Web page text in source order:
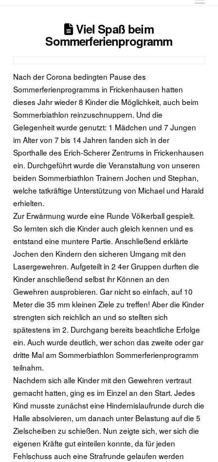
Viel Spaß beim
Sommerferienprogramm
Nach der Corona bedingten Pause des
Sommerferienprogramms in Frickenhausen hatten
dieses Jahr wieder 8 Kinder die Möglichkeit, auch beim
Sommerbiathlon reinzuschnuppern. Und die
Gelegenheit wurde genutzt: 1 Mädchen und 7 Jungen
im Alter von 7 bis 14 Jahren fanden sich in der
Sporthalle des Erich-Scherer Zentrums in Frickenhausen
ein. Durchgeführt wurde die Veranstaltung von unseren
beiden Sommerbiathlon Trainern Jochen und Stephan,
welche tatkräftige Unterstützung von Michael und Harald
erhielten.
Zur Erwärmung wurde eine Runde Völkerball gespielt.
So lernten sich die Kinder auch gleich kennen und es
entstand eine muntere Partie. Anschließend erklärte
Jochen den Kindern den sicheren Umgang mit den
Lasergewehren. Aufgeteilt in 2 4er Gruppen durften die
Kinder anschließend selbst ihr Können an den
Gewehren ausprobieren. Gar nicht so einfach, auf 10
Meter die 35 mm kleinen Ziele zu treffen! Aber die Kinder
strengten sich reichlich an und so stellten sich
spätestens im 2. Durchgang bereits beachtliche Erfolge
ein. Auch wurde deutlich, wer schon das zweite oder gar
dritte Mal am Sommerbiathlon Sommerferienprogramm
teilnahm.
Nachdem sich alle Kinder mit den Gewehren vertraut
gemacht hatten, ging es im Einzel an den Start. Jedes
Kind musste zunächst eine Hindernislaufrunde durch die
Halle absolvieren, um danach unter Belastung auf die 5
Zielscheiben zu schießen. Nun zeigte sich, wer sich die
eigenen Kräfte gut einteilen konnte, da für jeden
Fehlschuss auch eine Strafrunde gelaufen werden